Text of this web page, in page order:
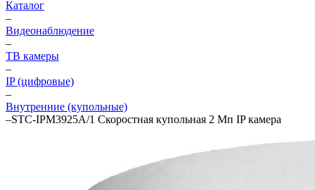
Каталог
–
Видеонаблюдение
–
ТВ камеры
–
IP (цифровые)
–
Внутренние (купольные)
–STC-IPM3925A/1 Скоростная купольная 2 Мп IP камера